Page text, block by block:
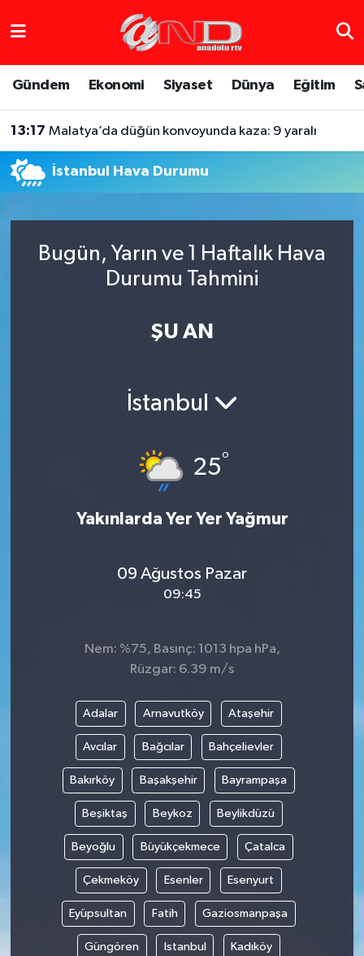
Gündem Ekonomi Siyaset Dünya Eğitim
13:17 Malatya’da düğün konvoyunda kaza: 9 yaralı
İstanbul Hava Durumu
Bugün, Yarın ve 1 Haftalık Hava
Durumu Tahmini
ŞU AN
İstanbul
25°
Yakınlarda Yer Yer Yağmur
09 Ağustos Pazar
09:45
Nem: %75, Basınç: 1013 hpa hPa,
Rüzgar: 6.39 m/s
Adalar Arnavutköy Ataşehir
Avcılar Bağcılar Bahçelievler
Bakırköy Başakşehir Bayrampaşa
Beşiktaş Beykoz Beylikdüzü
Beyoğlu Büyükçekmece Çatalca
Çekmeköy Esenler Esenyurt
Eyüpsultan Fatih Gaziosmanpaşa
Güngören Istanbul Kadıköy
Gündem
Yeme & İçme
Haber Arşivi